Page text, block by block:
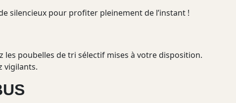
silencieux pour profiter pleinement de l’instant !
les poubelles de tri sélectif mises à votre disposition.
vigilants.